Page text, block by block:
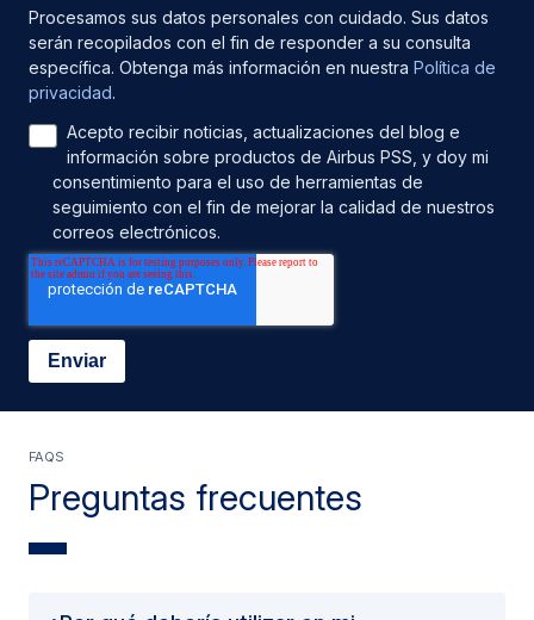
Procesamos sus datos personales con cuidado. Sus datos
serán recopilados con el fin de responder a su consulta
específica. Obtenga más información en nuestra Política de
privacidad.
Acepto recibir noticias, actualizaciones del blog e
información sobre productos de Airbus PSS, y doy mi
consentimiento para el uso de herramientas de
seguimiento con el fin de mejorar la calidad de nuestros
correos electrónicos.
Preguntas frecuentes
FAQS